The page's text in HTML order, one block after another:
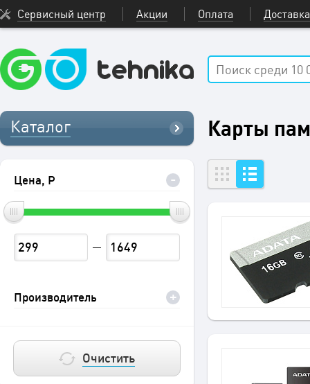
Сервисный центр Акции Оплата Доставка
Каталог
Цена, Р
Производитель
Очистить
Карты